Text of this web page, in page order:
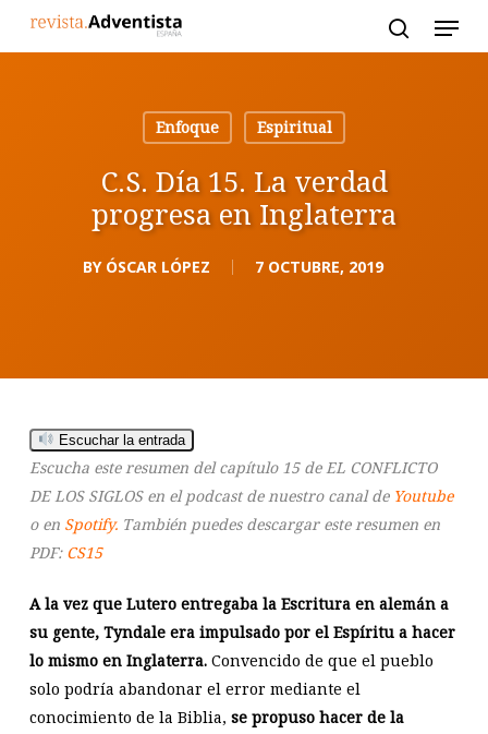
Enfoque
Espiritual
C.S. Día 15. La verdad
progresa en Inglaterra
BY ÓSCAR LÓPEZ 7 OCTUBRE, 2019
Escuchar la entrada
Escucha este resumen del capítulo 15 de EL CONFLICTO
DE LOS SIGLOS en el podcast de nuestro canal de Youtube
o en Spotify. También puedes descargar este resumen en
PDF: CS15
A la vez que Lutero entregaba la Escritura en alemán a
su gente, Tyndale era impulsado por el Espíritu a hacer
lo mismo en Inglaterra.Convencido de que el pueblo
solo podría abandonar el error mediante el
conocimiento de la Biblia, se propuso hacer de la